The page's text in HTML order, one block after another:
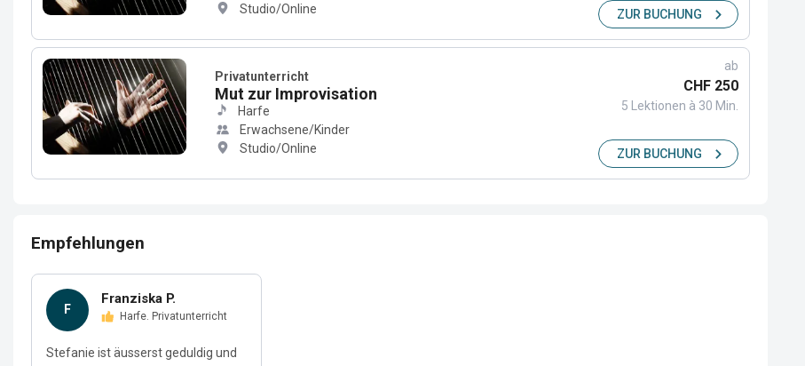
Studio/Online
ZUR BUCHUNG
Privatunterricht
Mut zur Improvisation
Harfe
Erwachsene/Kinder
Studio/Online
ab
CHF 250
5 Lektionen à 30 Min.
ZUR BUCHUNG
Empfehlungen
F
Franziska P.
Harfe. Privatunterricht
Stefanie ist äusserst geduldig und